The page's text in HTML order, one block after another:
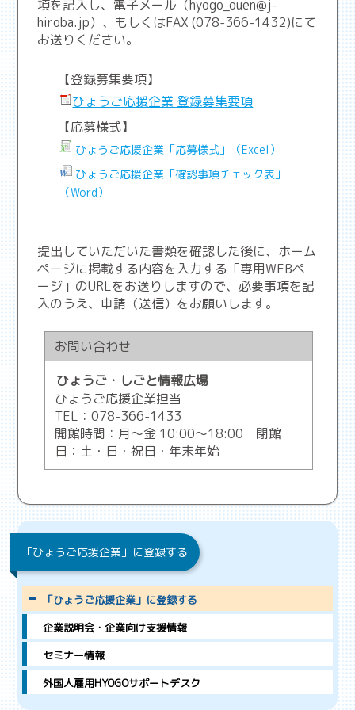
項を記入し、電子メール（hyogo_ouen@j-
hiroba.jp）、もしくはFAX (078-366-1432)にて
お送りください。
【登録募集要項】
ひょうご応援企業 登録募集要項
【応募様式】
ひょうご応援企業「応募様式」（Excel）
ひょうご応援企業「確認事項チェック表」
（Word）
提出していただいた書類を確認した後に、ホーム
ページに掲載する内容を入力する「専用WEBペ
ージ」のURLをお送りしますので、必要事項を記
入のうえ、申請（送信）をお願いします。
お問い合わせ
ひょうご・しごと情報広場
ひょうご応援企業担当
TEL：078-366-1433
開館時間：月～金 10:00～18:00 閉館
日：土・日・祝日・年末年始
「ひょうご応援企業」に登録する
「ひょうご応援企業」に登録する
企業説明会・企業向け支援情報
セミナー情報
外国人雇用HYOGOサポートデスク